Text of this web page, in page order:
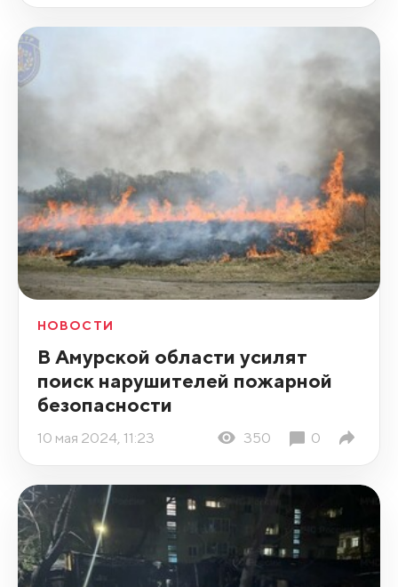
НОВОСТИ
В Амурской области усилят
поиск нарушителей пожарной
безопасности
10 мая 2024, 11:23 350 0